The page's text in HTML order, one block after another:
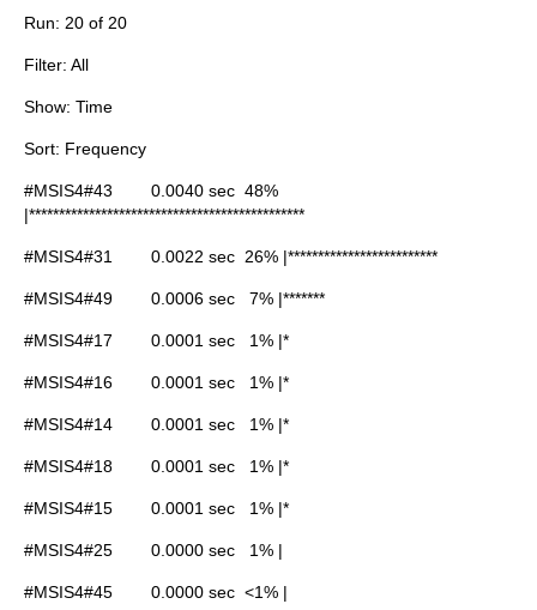
Run: 20 of 20
Filter: All
Show: Time
Sort: Frequency
#MSIS4#43 0.0040 sec 48%
|**********************************************
#MSIS4#31 0.0022 sec 26% |*************************
#MSIS4#49 0.0006 sec 7% |*******
#MSIS4#17 0.0001 sec 1% |*
#MSIS4#16 0.0001 sec 1% |*
#MSIS4#14 0.0001 sec 1% |*
#MSIS4#18 0.0001 sec 1% |*
#MSIS4#15 0.0001 sec 1% |*
#MSIS4#25 0.0000 sec 1% |
#MSIS4#45 0.0000 sec <1% |